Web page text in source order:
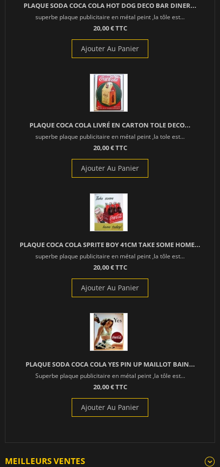
PLAQUE SODA COCA COLA HOT DOG DECO BAR DINER...
superbe plaque publicitaire en métal peint ,la tôle est...
20,00 € TTC
Ajouter Au Panier
PLAQUE COCA COLA LIVRÉ EN CARTON TOLE DECO...
superbe plaque publicitaire en métal peint ,la tole est...
20,00 € TTC
Ajouter Au Panier
PLAQUE COCA COLA SPRITE BOY 41CM TAKE SOME HOME...
superbe plaque publicitaire en métal peint ,la tôle est...
20,00 € TTC
Ajouter Au Panier
PLAQUE SODA COCA COLA YES PIN UP MAILLOT BAIN...
Superbe plaque publicitaire en métal peint ,la tôle est...
20,00 € TTC
Ajouter Au Panier
MEILLEURS VENTES